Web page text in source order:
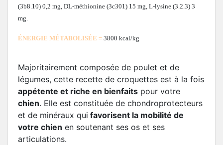
(3b8.10) 0,2 mg, DL-méthionine (3c301) 15 mg, L-lysine (3.2.3) 3
mg.
ÉNERGIE MÉTABOLISÉE = 3800 kcal/kg
Majoritairement composée de poulet et de
légumes, cette recette de croquettes est à la fois
appétente et riche en bienfaits pour votre
chien. Elle est constituée de chondroprotecteurs
et de minéraux qui favorisent la mobilité de
votre chien en soutenant ses os et ses
articulations.